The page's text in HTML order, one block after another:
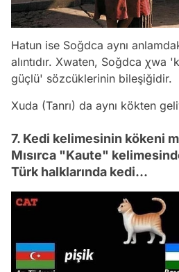
Hatun ise Soğdca aynı
alıntıdır. Xwaten, Soğdca χwa
güçlü' sözcüklerinin bileşiğidir.
Xuda (Tanrı) da aynı kökten
7. Kedi kelimesinin kökeni
Mısırca "Kaute"
Türk halklarında kedi...